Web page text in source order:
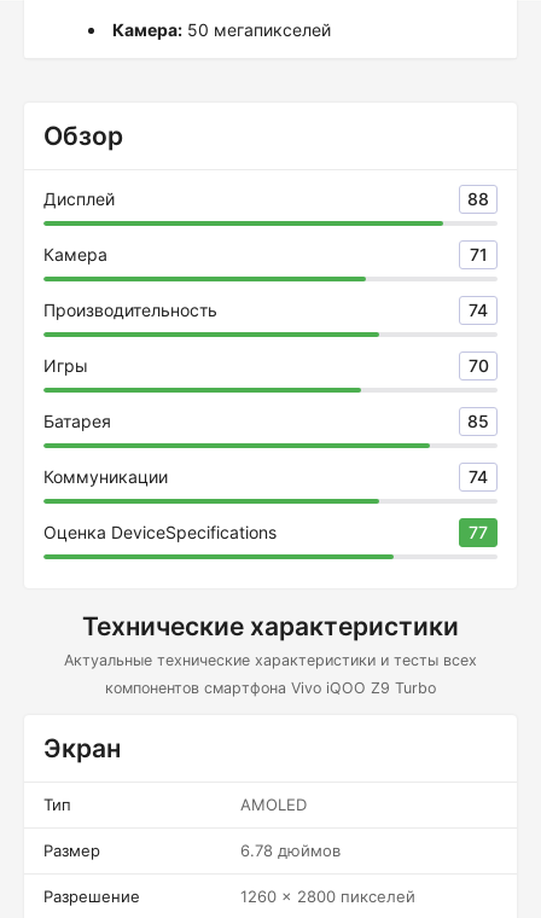
Камера:50 мегапикселей
Обзор
Дисплей 88
Камера 71
Производительность 74
Игры 70
Батарея 85
Коммуникации 74
Оценка DeviceSpecifications 77
Технические характеристики
Актуальные технические характеристики и тесты всех
компонентов смартфона Vivo iQOO Z9 Turbo
Экран
Тип AMOLED
Размер 6.78 дюймов
Разрешение 1260 x 2800 пикселей